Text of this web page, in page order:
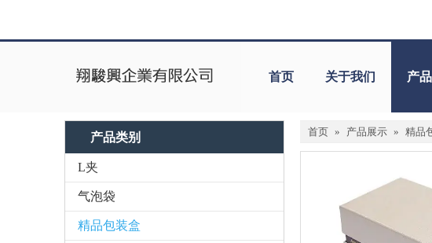
首页 关于我们 产
产品类别
L夹
气泡袋
精品包装盒
首页 » 产品展示 » 精品